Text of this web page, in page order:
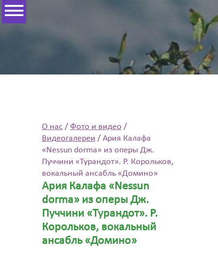
О нас / Фото и видео /
Видеогалереи / Ария Калафа
«Nessun dorma» из оперы Дж.
Пуччини «Турандот». Р. Корольков,
вокальный ансабль «Домино»
Ария Калафа «Nessun
dorma» из оперы Дж.
Пуччини «Турандот». Р.
Корольков, вокальный
ансабль «Домино»